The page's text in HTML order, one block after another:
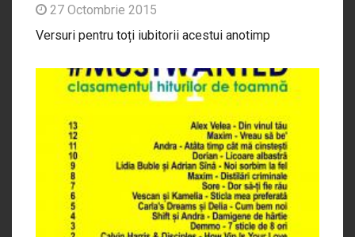
27 Octombrie 2015
Versuri pentru toți iubitorii acestui anotimp